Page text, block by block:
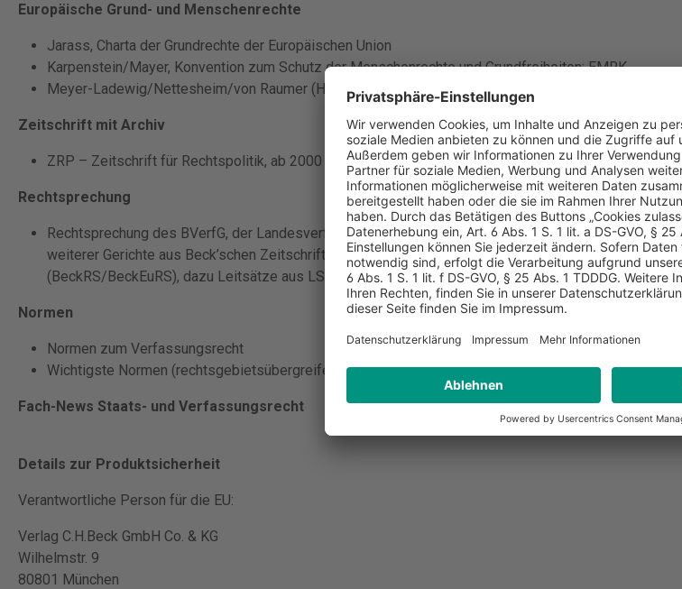
Europäische Grund- und Menschenrechte
Jarass, Charta der Grundrechte der Europäischen Union
Karpenstein/Mayer, Konvention zum Schutz der Menschenrechte und Grundfreiheiten: EMRK
Meyer-Ladewig/Nettesheim/von Raumer (Hrsg.), Europäische Menschenrechtskonvention (Nomos)
Zeitschrift mit Archiv
ZRP – Zeitschrift für Rechtspolitik, ab 2000
Rechtsprechung
Rechtsprechung des BVerfG, der Landesverfassungsgerichte, des EuGH, EuG und des EGMR sowie
weiterer Gerichte aus Beck’schen Zeitschriften und ergänzend exklusiv online im Volltext
(BeckRS/BeckEuRS), dazu Leitsätze aus LSK zu weiteren Zeitschriften
Normen
Normen zum Verfassungsrecht
Wichtigste Normen (rechtsgebietsübergreifend)
Fach-News Staats- und Verfassungsrecht
Details zur Produktsicherheit
Verantwortliche Person für die EU:
Verlag C.H.Beck GmbH Co. & KG
Wilhelmstr. 9
80801 München